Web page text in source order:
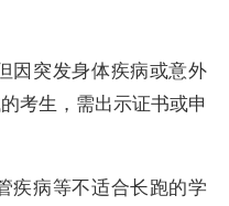
因突发身体疾病或意外
考生，需出示证书或申
疾病等不适合长跑的学